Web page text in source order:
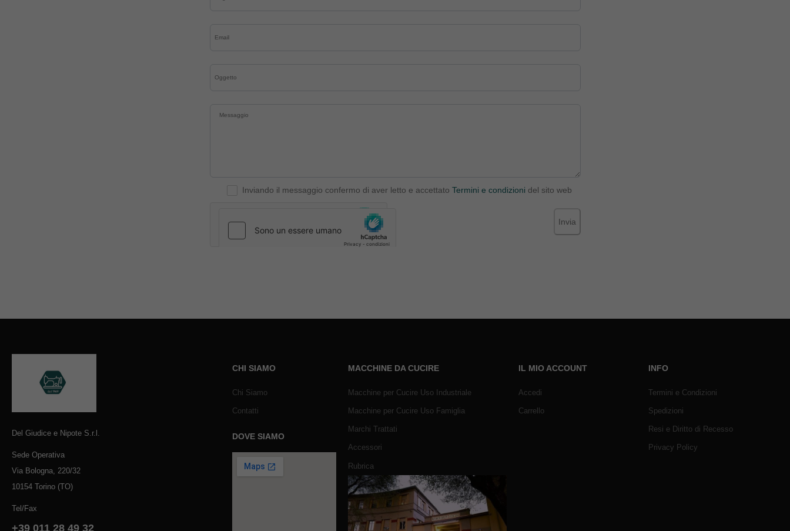
Inviando il messaggio confermo di aver letto e accettato Termini e condizioni del sito web
Invia
Del Giudice e Nipote S.r.l.
Sede Operativa
Via Bologna, 220/32
10154 Torino (TO)
Tel/Fax
+39 011 28 49 32
CHI SIAMO
Chi Siamo
Contatti
DOVE SIAMO
MACCHINE DA CUCIRE
Macchine per Cucire Uso Industriale
Macchine per Cucire Uso Famiglia
Marchi Trattati
Accessori
Rubrica
IL MIO ACCOUNT
Accedi
Carrello
INFO
Termini e Condizioni
Spedizioni
Resi e Diritto di Recesso
Privacy Policy